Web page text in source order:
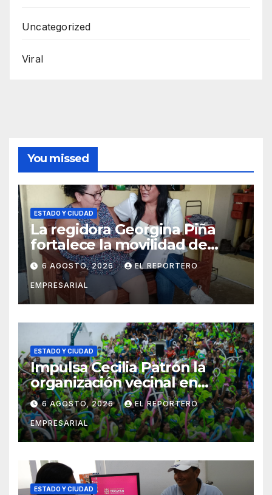
Uncategorized
Viral
You missed
ESTADO Y CIUDAD
La regidora Georgina Piña
fortalece la movilidad de
adultos mayores con la
entrega de aparatos
ortopédicos
6 AGOSTO, 2026 EL REPORTERO
EMPRESARIAL
ESTADO Y CIUDAD
Impulsa Cecilia Patrón la
organización vecinal en
Mérida y suma a comités de
vigilancia en la prevención
social del delito
6 AGOSTO, 2026 EL REPORTERO
EMPRESARIAL
ESTADO Y CIUDAD